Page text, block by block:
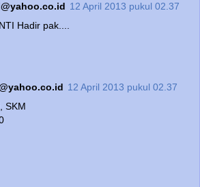
12 April 2013 pukul 02.37
Hadir pak....
12 April 2013 pukul 02.37
SKM